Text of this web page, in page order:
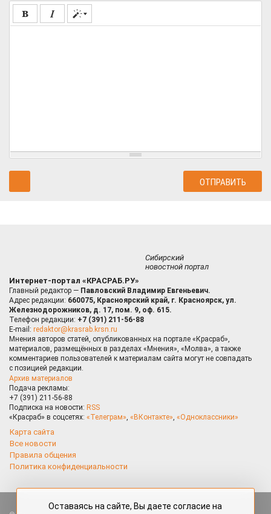
Сибирский
новостной портал
Интернет-портал «КРАСРАБ.РУ»
Главный редактор — Павловский Владимир Евгеньевич.
Адрес редакции: 660075, Красноярский край, г. Красноярск, ул.
Железнодорожников, д. 17, пом. 9, оф. 615.
Телефон редакции: +7 (391) 211-56-88
E-mail: redaktor@krasrab.krsn.ru
Мнения авторов статей, опубликованных на портале «Красраб»,
материалов, размещённых в разделах «Мнения», «Молва», а также
комментариев пользователей к материалам сайта могут не совпадать
с позицией редакции.
Архив материалов
Подача рекламы:
+7 (391) 211-56-88
Подписка на новости: RSS
«Красраб» в соцсетях: «Телеграм», «ВКонтакте», «Одноклассники»
Карта сайта
Все новости
Правила общения
Политика конфиденциальности
Оставаясь на сайте, Вы даете согласие на